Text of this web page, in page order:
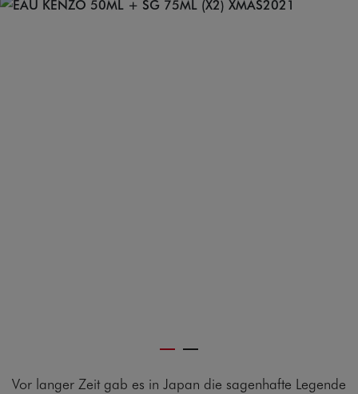
Vor langer Zeit gab es in Japan die sagenhafte Legende